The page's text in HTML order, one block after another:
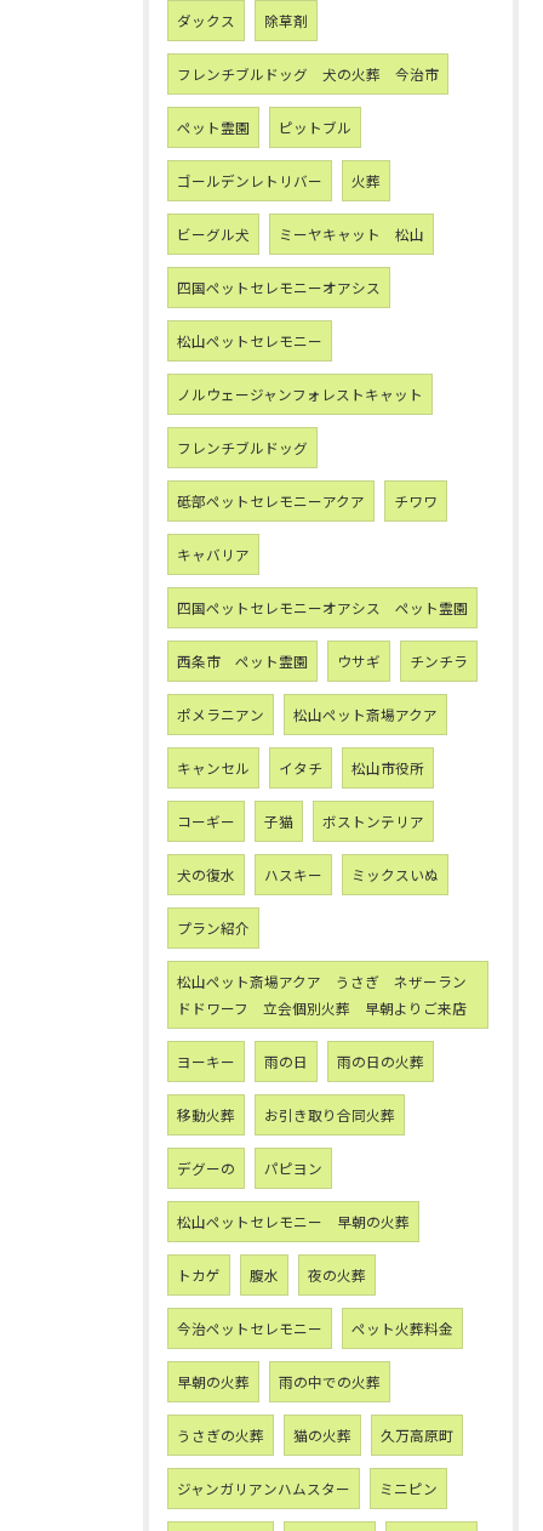
ダックス 除草剤
フレンチブルドッグ 犬の火葬 今治市
ペット霊園 ピットブル
ゴールデンレトリバー 火葬
ビーグル犬 ミーヤキャット 松山
四国ペットセレモニーオアシス
松山ペットセレモニー
ノルウェージャンフォレストキャット
フレンチブルドッグ
砥部ペットセレモニーアクア チワワ
キャバリア
四国ペットセレモニーオアシス ペット霊園
西条市 ペット霊園 ウサギ チンチラ
ポメラニアン 松山ペット斎場アクア
キャンセル イタチ 松山市役所
コーギー 子猫 ボストンテリア
犬の復水 ハスキー ミックスいぬ
プラン紹介
松山ペット斎場アクア うさぎ ネザーラン
ドドワーフ 立会個別火葬 早朝よりご来店
ヨーキー 雨の日 雨の日の火葬
移動火葬 お引き取り合同火葬
デグーの パピヨン
松山ペットセレモニー 早朝の火葬
トカゲ 腹水 夜の火葬
今治ペットセレモニー ペット火葬料金
早朝の火葬 雨の中での火葬
うさぎの火葬 猫の火葬 久万高原町
ジャンガリアンハムスター ミニピン